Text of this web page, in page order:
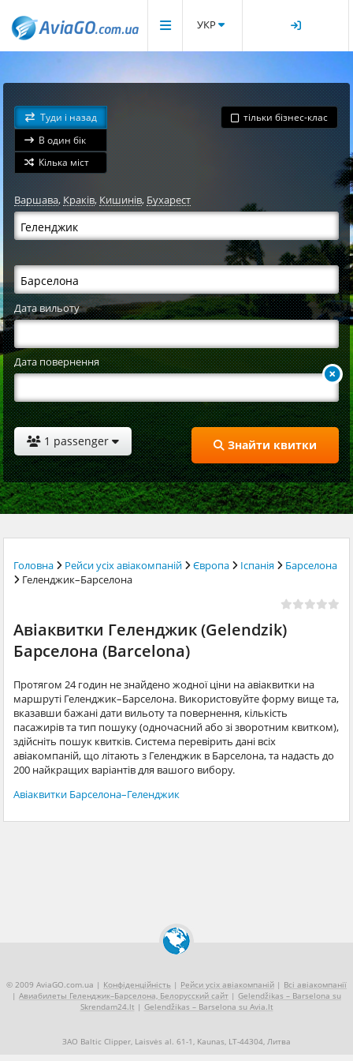
УКР
Туди і назад
В один бік
Кілька міст
тільки бізнес-клас
Варшава, Краків,Кишинів,Бухарест
Дата вильоту
Дата повернення
1 passenger Знайти квитки
Головна Рейси усіх авіакомпаній Європа Іспанія
Барселона
Геленджик–Барселона
Авіаквитки Геленджик (Gelendzik)
Барселона (Barcelona)
Протягом 24 годин не знайдено жодної ціни на авіаквитки на
маршруті Геленджик–Барселона. Використовуйте форму вище та,
вказавши бажані дати вильоту та повернення, кількість
пасажирів та тип пошуку (одночасний або зі зворотним квитком),
здійсніть пошук квитків. Система перевірить дані всіх
авіакомпаній, що літають з Геленджик в Барселона, та надасть до
200 найкращих варіантів для вашого вибору.
Авіаквитки Барселона–Геленджик
© 2009 AviaGO.com.ua | Конфіденційність | Рейси усіх авіакомпаній | Всі авіакомпанії
| Авиабилеты Геленджик–Барселона, Белорусский сайт | Gelendžikas – Barselona su
Skrendam24.lt | Gelendžikas – Barselona su Avia.lt
ЗАО Baltic Clipper, Laisvės al. 61-1, Kaunas, LT-44304, Литва